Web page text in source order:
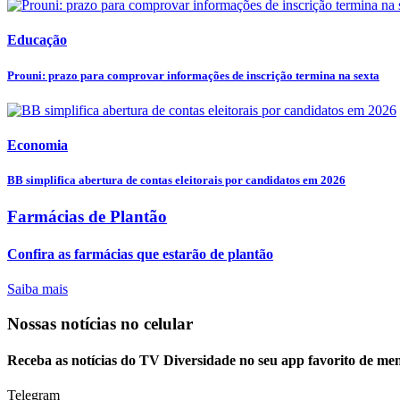
Educação
Prouni: prazo para comprovar informações de inscrição termina na sexta
Economia
BB simplifica abertura de contas eleitorais por candidatos em 2026
Farmácias de Plantão
Confira as farmácias que estarão de plantão
Saiba mais
Nossas notícias no celular
Receba as notícias do TV Diversidade no seu app favorito de
Telegram